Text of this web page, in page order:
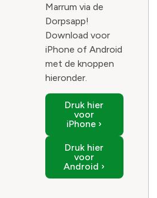
Marrum via de
Dorpsapp!
Download voor
iPhone of Android
met de knoppen
hieronder.
Druk hier
voor
iPhone ›
Druk hier
voor
Android ›